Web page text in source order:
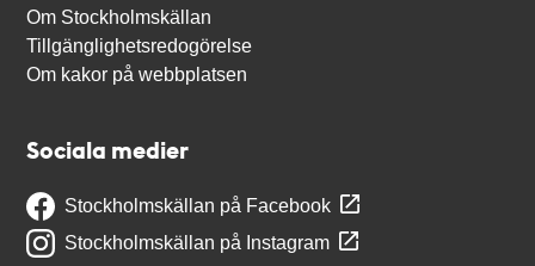
Om Stockholmskällan
Tillgänglighetsredogörelse
Om kakor på webbplatsen
Sociala medier
Stockholmskällan på Facebook
Stockholmskällan på Instagram